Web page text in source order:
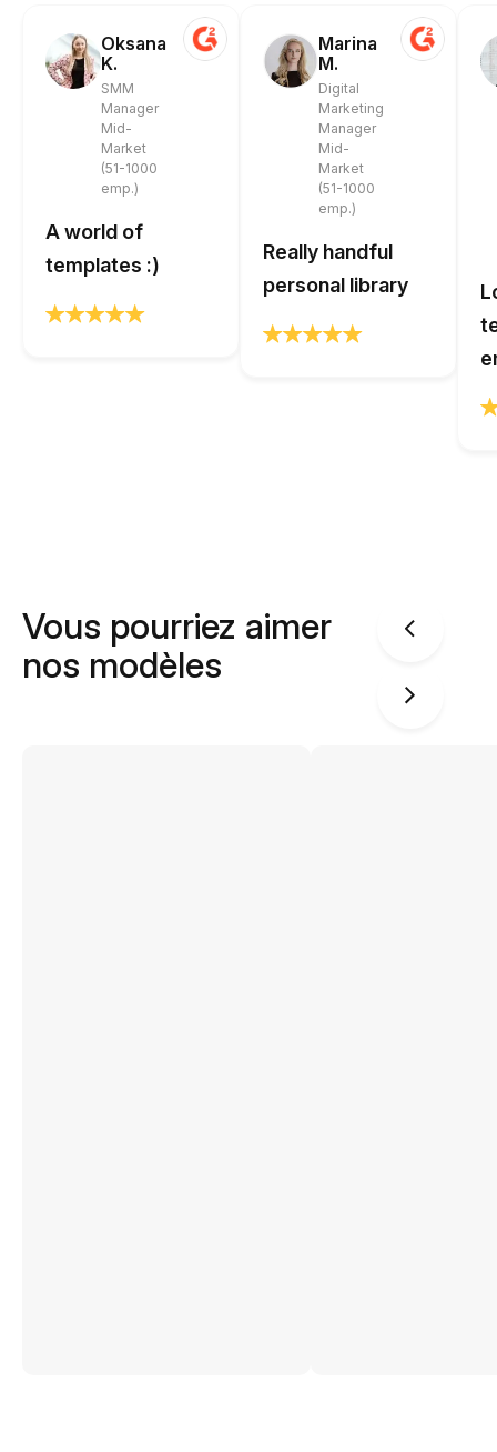
Oksana
K.
SMM
Manager
Mid-
Market
(51-1000
emp.)
A world of
templates :)
Marina
M.
Digital
Marketing
Manager
Mid-
Market
(51-1000
emp.)
Really handful
personal library
Vous pourriez aimer
nos modèles